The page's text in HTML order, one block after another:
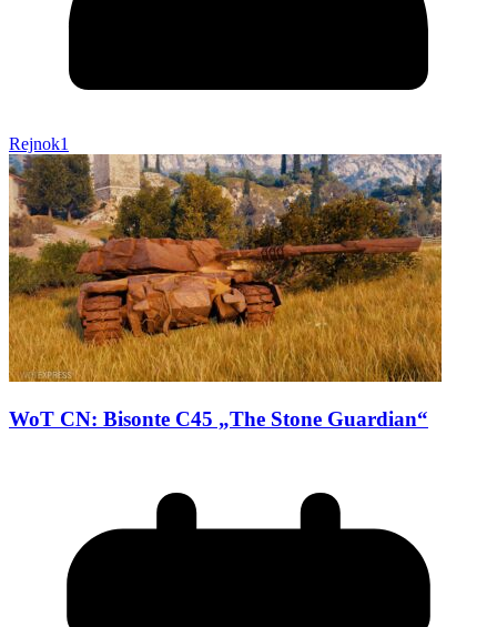
Rejnok1
WoT CN: Bisonte C45 „The Stone Guardian“